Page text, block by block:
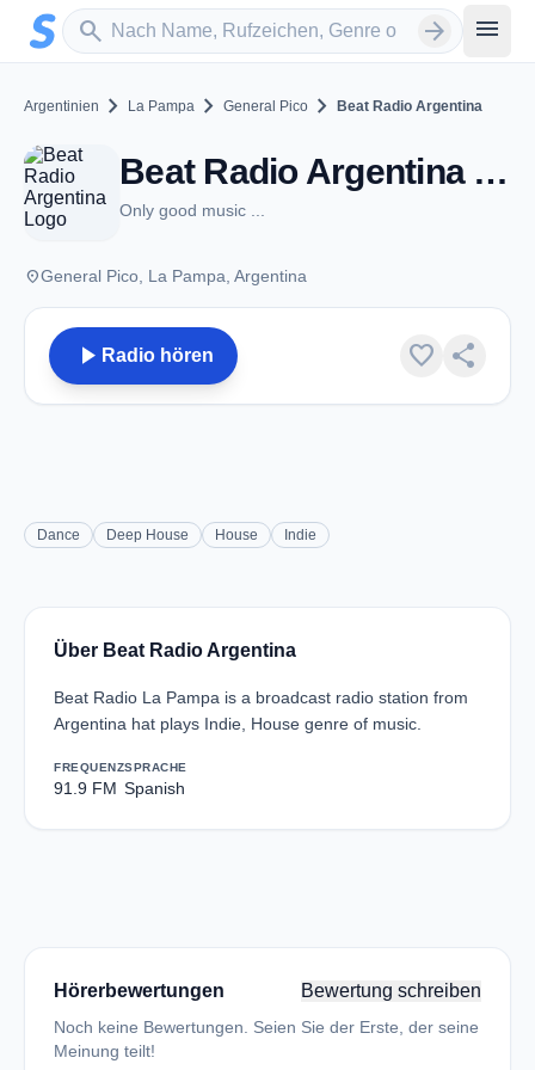
Zum Hauptinhalt springen
search
Sender suchen arrow_forward menu
Argentinien chevron_right La Pampa chevron_right General Pico chevron_right Beat Radio Argentina
Beat Radio Argentina - FM 91.9 - General Pico
Only good music ...
placeGeneral Pico, La Pampa, Argentina
play_arrow Radio hören favorite share
Dance Deep House House Indie
Über Beat Radio Argentina
Beat Radio La Pampa is a broadcast radio station from
Argentina hat plays Indie, House genre of music.
FREQUENZ
91.9 FM
SPRACHE
Spanish
Hörerbewertungen Bewertung schreiben
Noch keine Bewertungen. Seien Sie der Erste, der seine
Meinung teilt!